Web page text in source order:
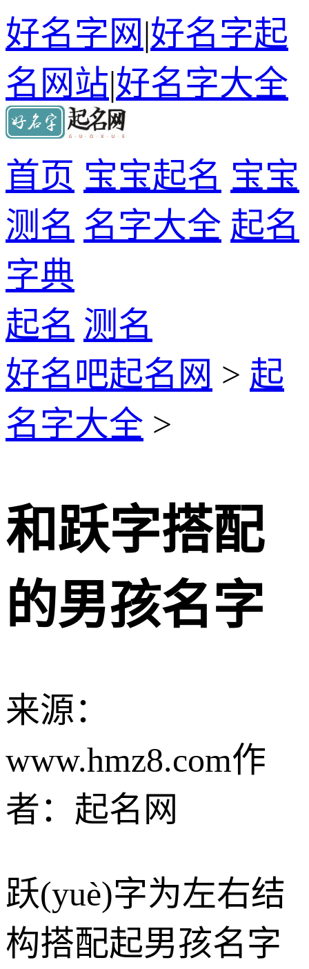
好名字网|好名字起
名网站|好名字大全
首页 宝宝起名 宝宝
测名 名字大全 起名
字典
起名 测名
好名吧起名网 > 起
名字大全 >
和跃字搭配
的男孩名字
来源：
www.hmz8.com作
者：起名网
跃(yuè)字为左右结
构搭配起男孩名字